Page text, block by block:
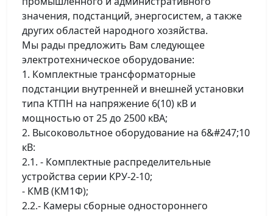
значения, подстанций, энергосистем, а также
других областей народного хозяйства.
Мы рады предложить Вам следующее
электротехническое оборудование:
1. Комплектные трансформаторные
подстанции внутренней и внешней установки
типа КТПН на напряжение 6(10) кВ и
мощностью от 25 до 2500 кВА;
2. Высоковольтное оборудование на 6&#247;10
кВ:
2.1. - Комплектные распределительные
устройства серии КРУ-2-10;
- КМВ (КМ1Ф);
2.2.- Камеры сборные одностороннего